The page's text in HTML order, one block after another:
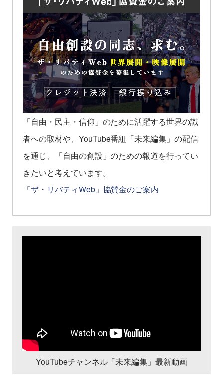
「自由・民主・信仰」のために活躍する世界の識
者への取材や、YouTube番組「未来編集」の配信
を通じ、「自由の創設」のための報道を行ってい
きたいと考えています。
「ザ・リバティWeb」協賛金のご案内
YouTubeチャンネル「未来編集」最新動画